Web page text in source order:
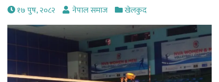
१७ पुष, २०८२ नेपाल समाज खेलकुद